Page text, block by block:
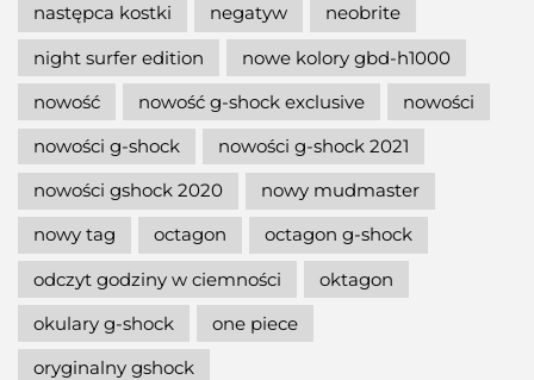
następca kostki
negatyw
neobrite
night surfer edition
nowe kolory gbd-h1000
nowość
nowość g-shock exclusive
nowości
nowości g-shock
nowości g-shock 2021
nowości gshock 2020
nowy mudmaster
nowy tag
octagon
octagon g-shock
odczyt godziny w ciemności
oktagon
okulary g-shock
one piece
oryginalny gshock